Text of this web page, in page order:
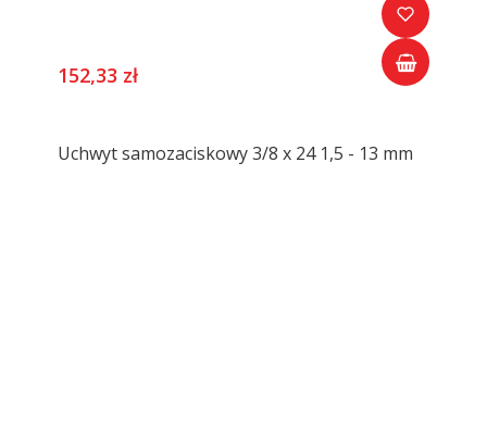
152,33 zł
Uchwyt samozaciskowy 3/8 x 24 1,5 - 13 mm